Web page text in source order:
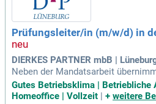
Prüfungsleiter/in (m/w/d) in
DIERKES PARTNER mbB |
Neben der Mandatsarbeit
aben: Mitwirkung bei
agementthemen der Kanzlei;
Gutes Betriebsklima | Betriebliche
Homeoffice | Vollzeit | + weitere